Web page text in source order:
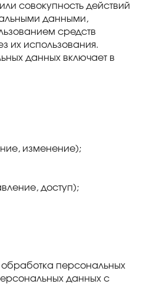
совокупность действий
данными,
средств
их использования.
данных включает в
изменение);
доступ);
персональных
данных с